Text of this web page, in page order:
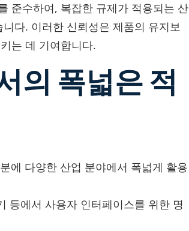
준수하여, 복잡한 규제가 적용되는 산
다. 이러한 신뢰성은 제품의 유지보
는 데 기여합니다.
의 폭넓은 적
에 다양한 산업 분야에서 폭넓게 활용
등에서 사용자 인터페이스를 위한 명